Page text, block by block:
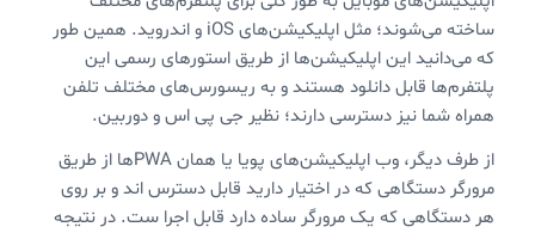
ساخته می‌شوند؛ مثل اپلیکیشن‌های iOS و اندروید. همین طور
که می‌دانید این اپلیکیشن‌ها از طریق استورهای رسمی این
پلتفرم‌ها قابل دانلود هستند و به ریسورس‌های مختلف تلفن
همراه شما نیز دسترسی دارند؛ نظیر جی پی اس و دوربین.
از طرف دیگر، وب اپلیکیشن‌های پویا یا همان PWAها از طریق
مرورگر دستگاهی که در اختیار دارید قابل دسترس اند و بر روی
هر دستگاهی که یک مرورگر ساده دارد قابل اجرا ست. در نتیجه